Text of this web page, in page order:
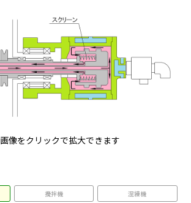
画像をクリックで拡大できます
攪拌機 混練機